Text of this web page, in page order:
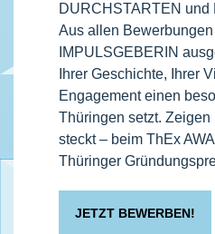
DURCHSTARTEN und
Aus allen
IMPULSGEBERIN
Ihrer Geschichte, Ihrer
Engagement einen
Thüringen setzt. Zeigen
steckt – beim ThEx
Thüringer
JETZT BEWERBEN!